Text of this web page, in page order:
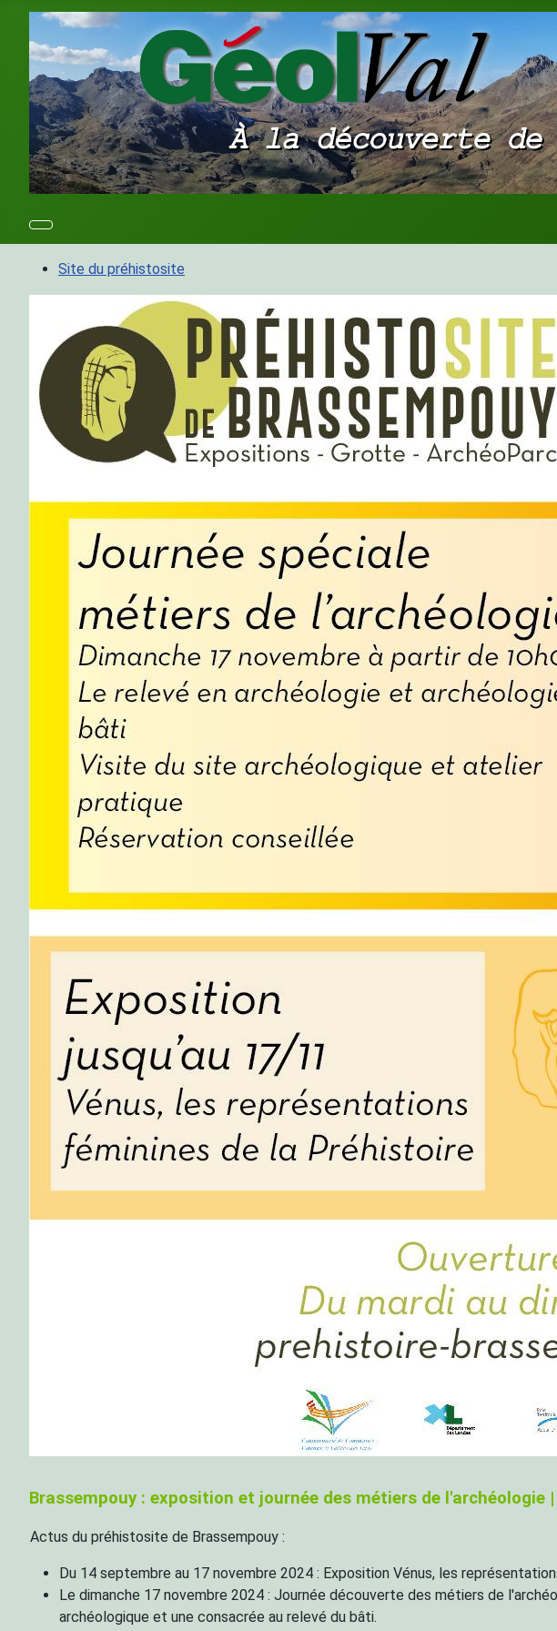
Site du préhistosite
Brassempouy : exposition et journée des métiers de l'archéologie |
Actus du préhistosite de Brassempouy :
Du 14 septembre au 17 novembre 2024 : Exposition Vénus, les
Le dimanche 17 novembre 2024 : Journée découverte des métiers de
archéologique et une consacrée au relevé du bâti.